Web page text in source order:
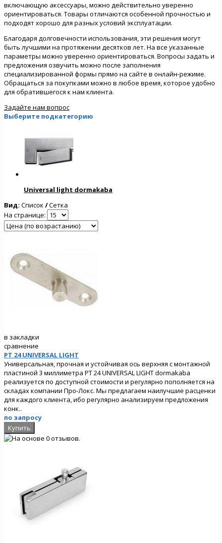
включающую аксессуары, можно действительно уверенно
ориентироваться. Товары отличаются особенной прочностью и
подходят хорошо для разных условий эксплуатации.
Благодаря долговечности использования, эти решения могут
быть лучшими на протяжении десятков лет. На все указанные
параметры можно уверенно ориентироваться. Вопросы задать и
предложения озвучить можно после заполнения
специализированной формы прямо на сайте в онлайн-режиме.
Обращаться за покупками можно в любое время, которое удобно
для обратившегося к нам клиента.
Задайте нам вопрос
Выберите подкатегорию
Universal light dormakaba
Вид: Список /Сетка
На странице:
в закладки
сравнение
PT 24 UNIVERSAL LIGHT
Универсальная, прочная и устойчивая ось верхняя с монтажной
пластиной 3 миллиметра PT 24 UNIVERSAL LIGHT dormakaba
реализуется по доступной стоимости и регулярно пополняется на
складах компании Про-Локс. Мы предлагаем наилучшие расценки
для каждого клиента, ибо регулярно анализируем предложения
конк..
по запросу